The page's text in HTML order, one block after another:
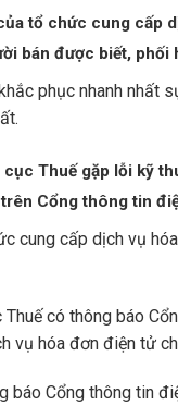
tổ chức cung
bán được biết,
phục nhanh nhất
Thuế gặp lỗi kỹ
Cổng thông tin
cung cấp dịch vụ
có thông báo
vụ hóa đơn điện tử
Cổng thông tin